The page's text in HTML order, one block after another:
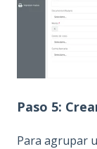
Paso 5:
Para agrupar